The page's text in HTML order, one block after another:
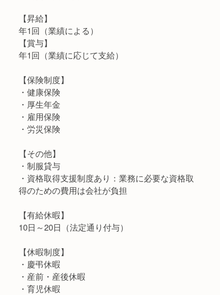
【昇給】
年1回（業績による）
【賞与】
年1回（業績に応じて支給）
【保険制度】
・健康保険
・厚生年金
・雇用保険
・労災保険
【その他】
・制服貸与
・資格取得支援制度あり：業務に必要な資格取
得のための費用は会社が負担
【有給休暇】
10日～20日（法定通り付与）
【休暇制度】
・慶弔休暇
・産前・産後休暇
・育児休暇